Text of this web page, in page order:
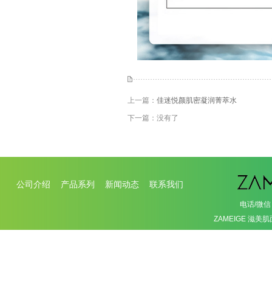
上一篇： 佳迷悦颜肌密凝润菁萃水
下一篇：没有了
公司介绍 产品系列 新闻动态 联系我们
电话/微
ZAMEIGE 滋美